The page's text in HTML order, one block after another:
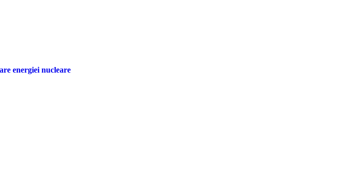
energiei nucleare